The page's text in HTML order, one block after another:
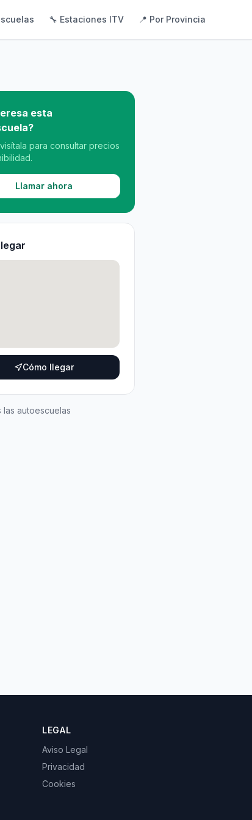
🔧 Estaciones ITV 📍 Por Provincia
esta
para consultar precios
Llamar ahora
Cómo llegar
las autoescuelas
LEGAL
Aviso Legal
Privacidad
Cookies